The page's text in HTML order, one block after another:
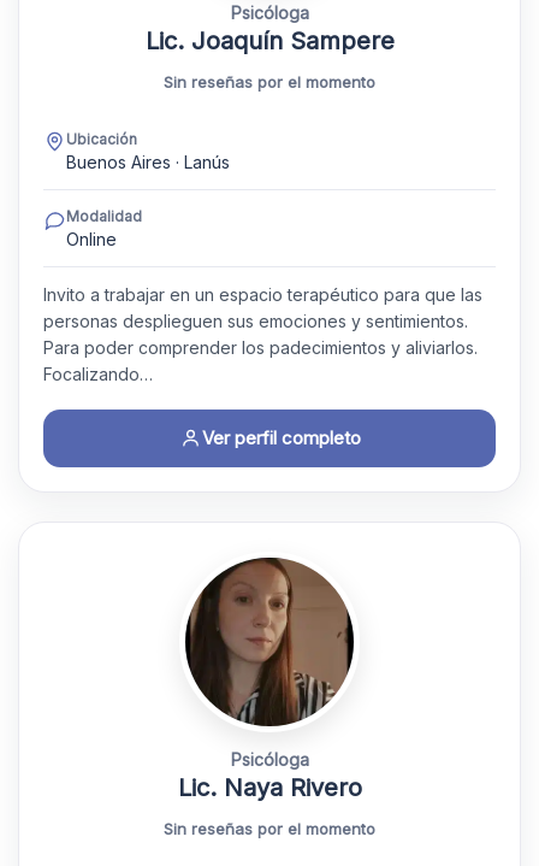
Psicóloga
Lic. Joaquín Sampere
Sin reseñas por el momento
Ubicación
Buenos Aires · Lanús
Modalidad
Online
Invito a trabajar en un espacio terapéutico para que las
personas desplieguen sus emociones y sentimientos.
Para poder comprender los padecimientos y aliviarlos.
Focalizando…
Ver perfil completo
Psicóloga
Lic. Naya Rivero
Sin reseñas por el momento